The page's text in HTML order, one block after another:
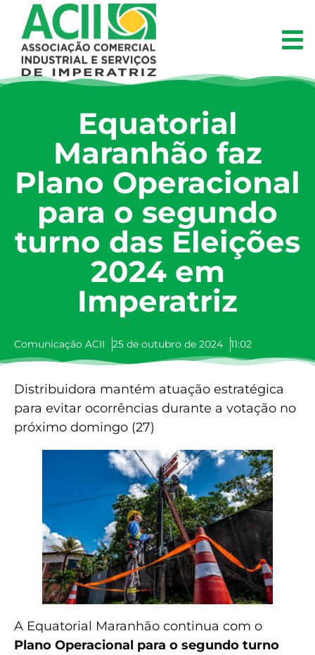
Equatorial
Maranhão faz
Plano Operacional
para o segundo
turno das Eleições
2024 em
Imperatriz
Comunicação ACII 25 de outubro de 2024 11:02
Distribuidora mantém atuação estratégica
para evitar ocorrências durante a votação no
próximo domingo (27)
A Equatorial Maranhão continua com o
Plano Operacional para o segundo turno